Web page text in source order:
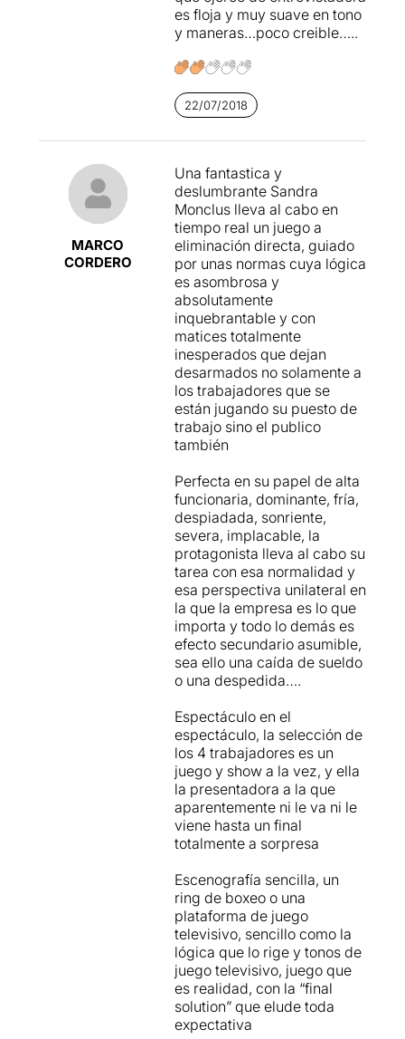
pretén provocar la nostra
reacció a les seves
mateix temps que el nostre
passa per escoltar i mirar.
Les mirades de l'actriu i els
seus gestos son tant o més
paraules.
Malgrat la seva entrega, no
ens l'hem acabat de creure
i volem pensar que és més
un problema de l'arriscada
posada en escena, per la
que ha optat la direcció de
la proposta.
Com pretén Massini,els
quatre operaris sacsejats i
maltractats per l'empresa
en la figura de
l'examinadora,som tots
nosaltres
laboral. Com explica el
director,té més força
incorporar el públic en
l’obra, involucrar-lo, que
posar quatre cadires buides
en escena fent veure que
són els obrers.
Efectivament aquesta ha
estat la seva intenció,però
el problema (segons el punt
de vista del Miquel),
posada en escena NO ho
ha aconseguit, perquè en
realitatel públic no pot
participar en absoluti per
tant la pretesa participació,
encara que fos simbòlica,
se'n va en orris.
converteix únicament en
una part de l'escenografia
L'espectador ha de seguir
els arguments de
l'examinadora quan parla
del número de cada operari,
el número 1, el número 3.... i
aquest seguiment com en un
partit de tenis arriba a
es floja y muy suave en tono
y maneras…poco creible…..
22/07/2018
MARCO
CORDERO
Una fantastica y
deslumbrante Sandra
Monclus lleva al cabo en
tiempo real un juego a
eliminación directa, guiado
por unas normas cuya lógica
es asombrosa y
absolutamente
inquebrantable y con
matices totalmente
inesperados que dejan
desarmados no solamente a
los trabajadores que se
están jugando su puesto de
trabajo sino el publico
también
Perfecta en su papel de alta
funcionaria, dominante, fría,
despiadada, sonriente,
severa, implacable, la
protagonista lleva al cabo su
tarea con esa normalidad y
esa perspectiva unilateral en
la que la empresa es lo que
importa y todo lo demás es
efecto secundario asumible,
sea ello una caída de sueldo
o una despedida….
Espectáculo en el
espectáculo, la selección de
los 4 trabajadores es un
juego y show a la vez, y ella
la presentadora a la que
aparentemente ni le va ni le
viene hasta un final
totalmente a sorpresa
Escenografía sencilla, un
ring de boxeo o una
plataforma de juego
televisivo, sencillo como la
lógica que lo rige y tonos de
juego televisivo, juego que
es realidad, con la “final
solution” que elude toda
expectativa